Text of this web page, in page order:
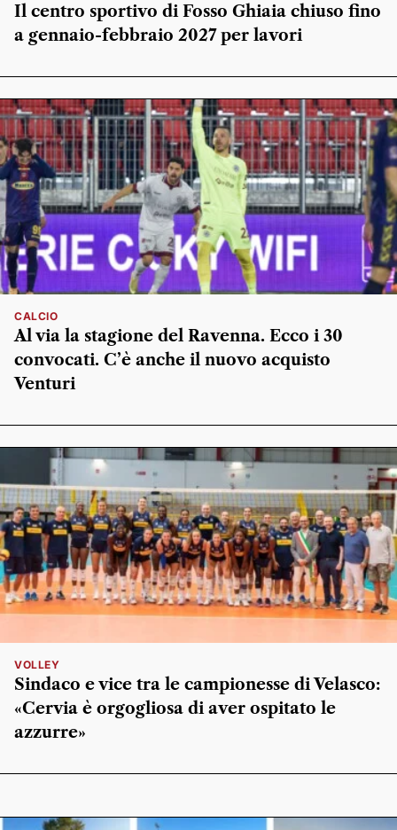
Il centro sportivo di Fosso Ghiaia chiuso fino
a gennaio-febbraio 2027 per lavori
CALCIO
Al via la stagione del Ravenna. Ecco i 30
convocati. C’è anche il nuovo acquisto
Venturi
VOLLEY
Sindaco e vice tra le campionesse di Velasco:
«Cervia è orgogliosa di aver ospitato le
azzurre»